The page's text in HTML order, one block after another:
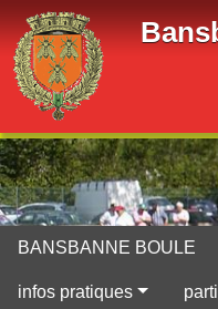
BANSBANNE BOULE
infos pratiques
Panneau de gestion des